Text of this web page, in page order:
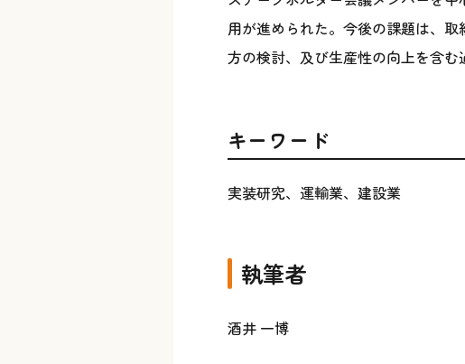
用が進められた。今後の課題は、
方の検討、及び生産性の向上を含む
キーワード
実装研究、運輸業、建設業
執筆者
酒井 一博